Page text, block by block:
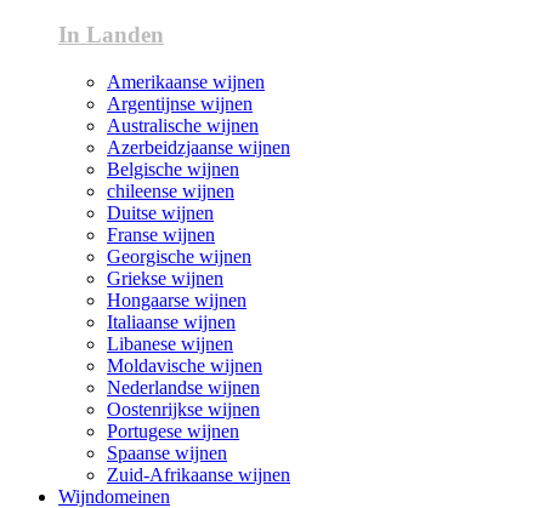
In Landen
Amerikaanse wijnen
Argentijnse wijnen
Australische wijnen
Azerbeidzjaanse wijnen
Belgische wijnen
chileense wijnen
Duitse wijnen
Franse wijnen
Georgische wijnen
Griekse wijnen
Hongaarse wijnen
Italiaanse wijnen
Libanese wijnen
Moldavische wijnen
Nederlandse wijnen
Oostenrijkse wijnen
Portugese wijnen
Spaanse wijnen
Zuid-Afrikaanse wijnen
Wijndomeinen